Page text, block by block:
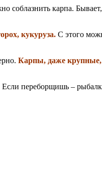
соблазнить карпа.
кукуруза. С этого
Карпы, даже крупные,
Если переборщишь –